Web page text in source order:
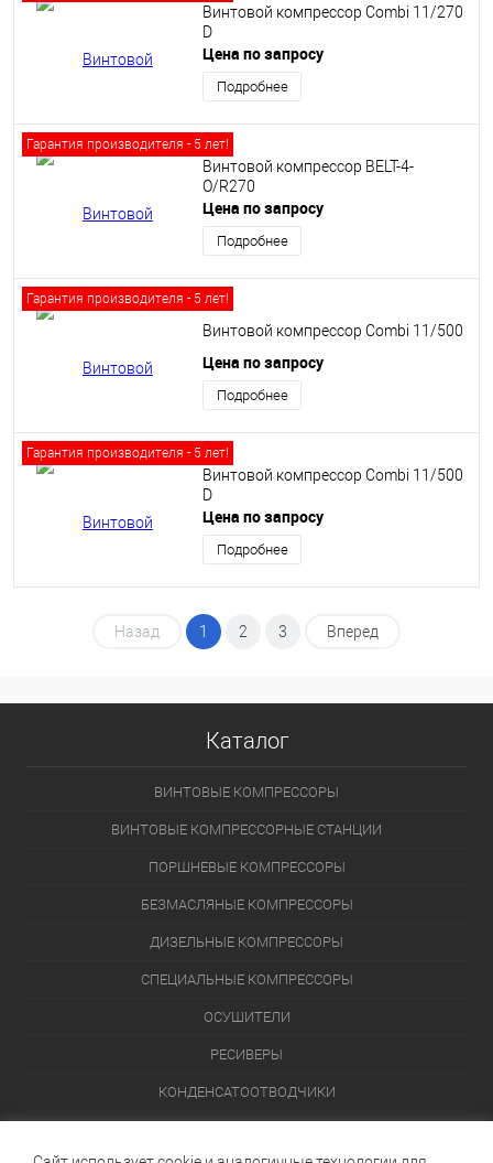
Винтовой компрессор Сombi 11/270
D
Цена по запросу
Подробнее
Гарантия производителя - 5 лет!
Винтовой компрессор BELT-4-
O/R270
Цена по запросу
Подробнее
Гарантия производителя - 5 лет!
Винтовой компрессор Сombi 11/500
Цена по запросу
Подробнее
Гарантия производителя - 5 лет!
Винтовой компрессор Сombi 11/500
D
Цена по запросу
Подробнее
Назад 1 2 3 Вперед
Каталог
ВИНТОВЫЕ КОМПРЕССОРЫ
ВИНТОВЫЕ КОМПРЕССОРНЫЕ СТАНЦИИ
ПОРШНЕВЫЕ КОМПРЕССОРЫ
БЕЗМАСЛЯНЫЕ КОМПРЕССОРЫ
ДИЗЕЛЬНЫЕ КОМПРЕССОРЫ
СПЕЦИАЛЬНЫЕ КОМПРЕССОРЫ
ОСУШИТЕЛИ
РЕСИВЕРЫ
КОНДЕНСАТООТВОДЧИКИ